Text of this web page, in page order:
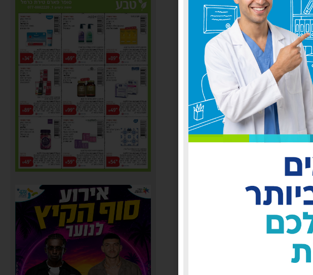
בצער המשפחה שעודכנה